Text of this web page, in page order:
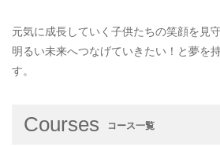
元気に成長していく子供たちの笑顔を見
明るい未来へつなげていきたい！と夢を
す。
Courses コース一覧